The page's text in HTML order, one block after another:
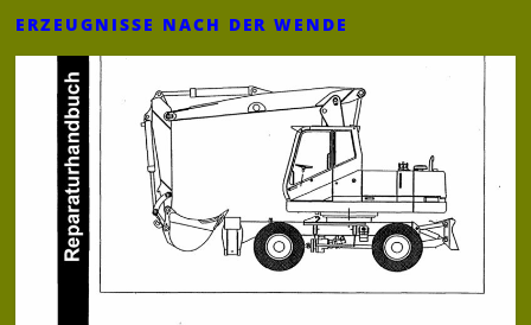
ERZEUGNISSE NACH DER WENDE